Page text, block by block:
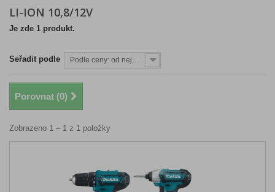
LI-ION 10,8/12V
Je zde 1 produkt.
Seřadit podle Podle ceny: od nejnižší
Porovnat (0)
Zobrazeno 1 – 1 z 1 položky